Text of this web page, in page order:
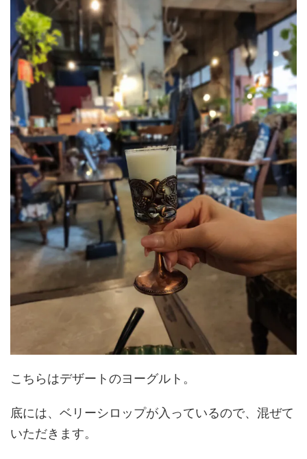
こちらはデザートのヨーグルト。
底には、ベリーシロップが入っているので、混ぜて
いただきます。